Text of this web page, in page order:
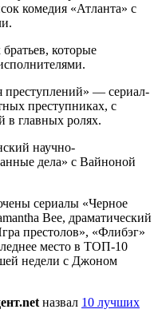
комедия «Атланта» с
которые
преступлений» — сериал-
преступниках, с
главных ролях.
научно-
дела» с Вайноной
сериалы «Черное
Bee, драматический
престолов», «Флибэг»
место в ТОП-10
недели с Джоном
назвал 10 лучших